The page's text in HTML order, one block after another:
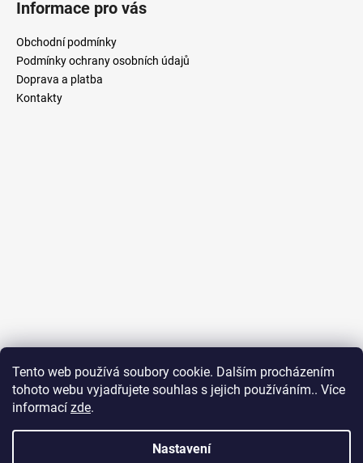
Tento web používá soubory cookie. Dalším procházením
tohoto webu vyjadřujete souhlas s jejich používáním.. Více
informací zde.
Nastavení
Vážení zákazníci, na webu jsou uvedené ceníkové
Informace pro vás
Obchodní podmínky
Podmínky ochrany osobních údajů
Doprava a platba
Kontakty
RedEd.cz - čerpadla a domácí vodárny
*